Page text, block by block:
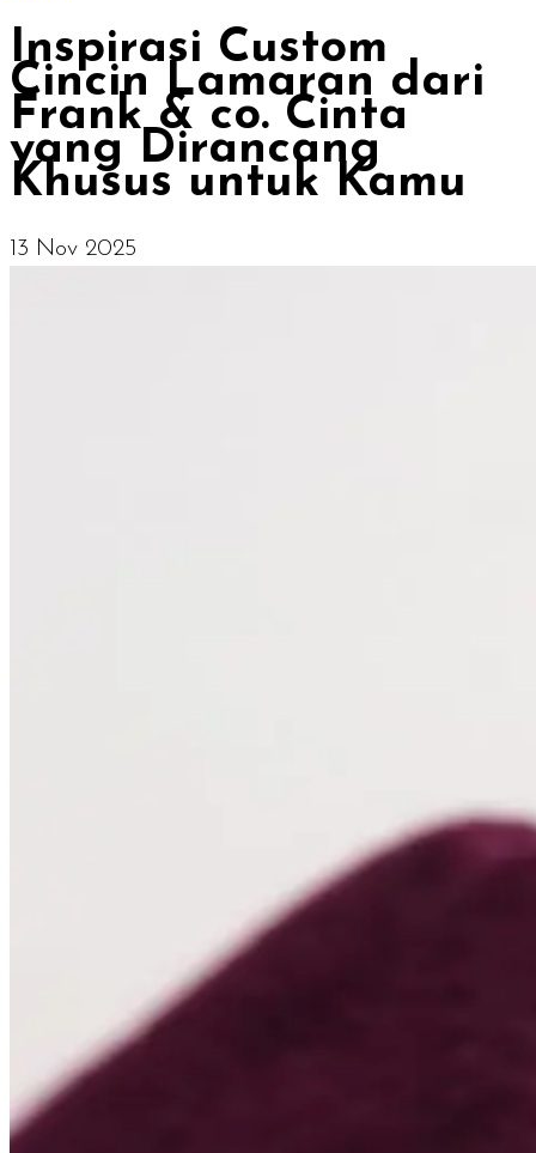
Inspirasi Custom
Cincin Lamaran dari
Frank & co. Cinta
yang Dirancang
Khusus untuk Kamu
13 Nov 2025